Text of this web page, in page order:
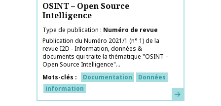
OSINT – Open Source
Intelligence
Type de publication
Numéro de revue
Publication du Numéro 2021/1 (n° 1) de la
revue I2D - Information, données &
documents qui traite la thématique "OSINT –
Open Source Intelligence"...
Mots-clés
Documentation
Données
information
En savoir plus